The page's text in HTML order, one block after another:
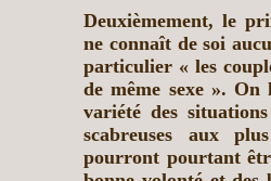
Deuxièmement, le
ne connaît de soi
particulier « les
de même sexe ».
variété des
scabreuses aux
pourront pourtant